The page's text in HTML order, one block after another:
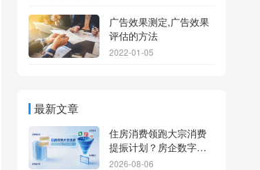
广告效果测定,广告效果
评估的方法
2022-01-05
最新文章
住房消费领跑大宗消费
提振计划？房企数字化
转型加速线下场景智能
2026-08-06